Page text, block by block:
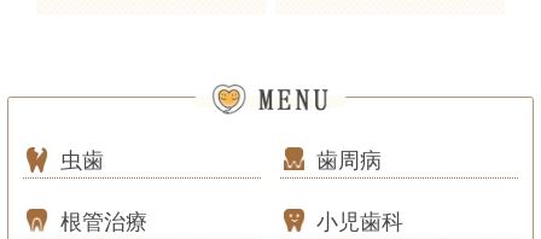
虫歯 歯周病
根管治療 小児歯科